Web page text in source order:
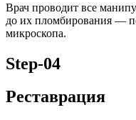
Врач проводит все
до их пломбирования —
микроскопа.
Step-04
Реставрация